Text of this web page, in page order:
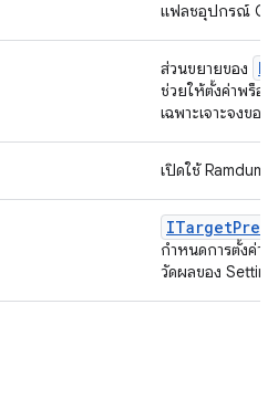
แฟลชอุปกรณ์
ส่วนขยายของ
ช่วยให้ตั้งค่าพร็อ
เฉพาะเจาะจงขอ
เปิดใช้
ITarget
กำหนดการตั้งค่า
วัดผลของ